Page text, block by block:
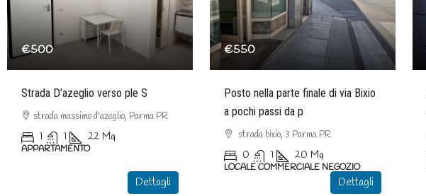
€500
Strada D’azeglio verso ple S
strada massimo d'azeglio, Parma PR
1 1 22 Mq
APPARTAMENTO
Dettagli
€550
Posto nella parte finale di via Bixio
a pochi passi da p
strada bixio, 3 Parma PR
0 1 20 Mq
LOCALE COMMERCIALE NEGOZIO
Dettagli